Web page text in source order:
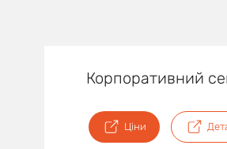
Корпоративний
Ціни